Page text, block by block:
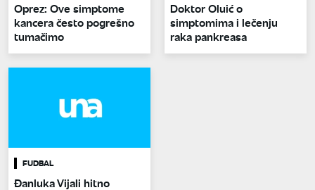
Oprez: Ove simptome
kancera često pogrešno
tumačimo
Doktor Oluić o
simptomima i lečenju
raka pankreasa
FUDBAL
Đanluka Vijali hitno